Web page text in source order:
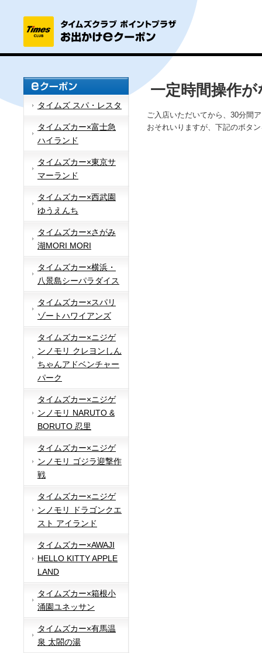
タイムズ スパ・レスタ
タイムズカー×富士急
ハイランド
タイムズカー×東京サ
マーランド
タイムズカー×西武園
ゆうえんち
タイムズカー×さがみ
湖MORI MORI
タイムズカー×横浜・
八景島シーパラダイス
タイムズカー×スパリ
ゾートハワイアンズ
タイムズカー×ニジゲ
ンノモリ クレヨンしん
ちゃんアドベンチャー
パーク
タイムズカー×ニジゲ
ンノモリ NARUTO &
BORUTO 忍里
タイムズカー×ニジゲ
ンノモリ ゴジラ迎撃作
戦
タイムズカー×ニジゲ
ンノモリ ドラゴンクエ
スト アイランド
タイムズカー×AWAJI
HELLO KITTY APPLE
LAND
タイムズカー×箱根小
涌園ユネッサン
タイムズカー×有馬温
泉 太閤の湯
一定時間操作
ご入店いただいてから、30分間
おそれいりますが、下記のボタ